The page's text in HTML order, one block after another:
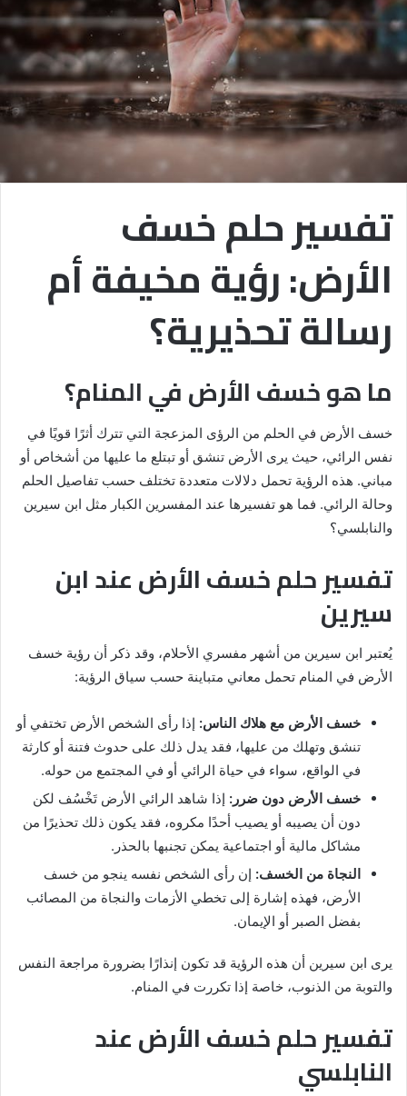
تفسير حلم خسف
الأرض: رؤية مخيفة أم
رسالة تحذيرية؟
ما هو خسف الأرض في المنام؟
خسف الأرض في الحلم من الرؤى المزعجة التي تترك أثرًا قويًا في
نفس الرائي، حيث يرى الأرض تنشق أو تبتلع ما عليها من أشخاص أو
مباني. هذه الرؤية تحمل دلالات متعددة تختلف حسب تفاصيل الحلم
وحالة الرائي. فما هو تفسيرها عند المفسرين الكبار مثل ابن سيرين
والنابلسي؟
تفسير حلم خسف الأرض عند ابن
سيرين
يُعتبر ابن سيرين من أشهر مفسري الأحلام، وقد ذكر أن رؤية خسف
الأرض في المنام تحمل معاني متباينة حسب سياق الرؤية:
خسف الأرض مع هلاك الناس: إذا رأى الشخص الأرض تختفي أو
تنشق وتهلك من عليها، فقد يدل ذلك على حدوث فتنة أو كارثة
في الواقع، سواء في حياة الرائي أو في المجتمع من حوله.
خسف الأرض دون ضرر: إذا شاهد الرائي الأرض تَخْسُف لكن
دون أن يصيبه أو يصيب أحدًا مكروه، فقد يكون ذلك تحذيرًا من
مشاكل مالية أو اجتماعية يمكن تجنبها بالحذر.
النجاة من الخسف: إن رأى الشخص نفسه ينجو من خسف
الأرض، فهذه إشارة إلى تخطي الأزمات والنجاة من المصائب
بفضل الصبر أو الإيمان.
يرى ابن سيرين أن هذه الرؤية قد تكون إنذارًا بضرورة مراجعة النفس
والتوبة من الذنوب، خاصة إذا تكررت في المنام.
تفسير حلم خسف الأرض عند
النابلسي